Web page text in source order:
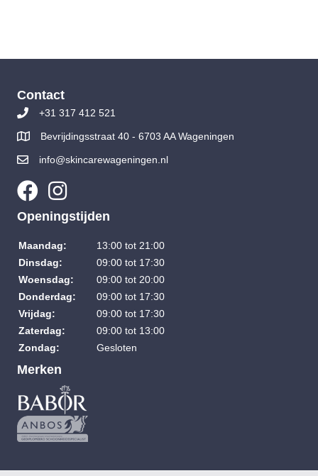
Contact
+31 317 412 521
Bevrijdingsstraat 40 - 6703 AA Wageningen
info@skincarewageningen.nl
Openingstijden
Maandag:
13:00 tot 21:00
Dinsdag:
09:00 tot 17:30
Woensdag:
09:00 tot 20:00
Donderdag:
09:00 tot 17:30
Vrijdag:
09:00 tot 17:30
Zaterdag:
09:00 tot 13:00
Zondag:
Gesloten
Merken